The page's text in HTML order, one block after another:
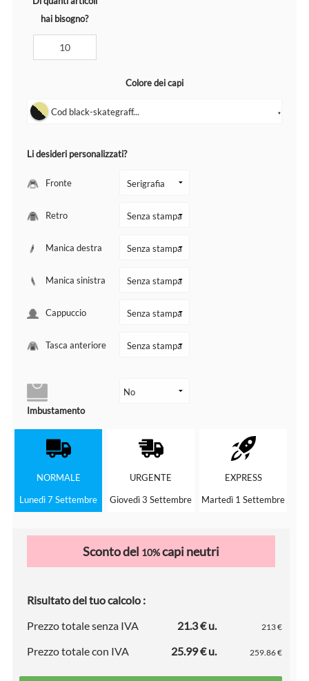
hai bisogno?
Colore dei capi
Cod black-skategraff... ▼
Li desideri personalizzati?
Fronte
Retro
Manica destra
Manica sinistra
Cappuccio
Tasca anteriore
Imbustamento
NORMALE
Lunedì 7 Settembre
URGENTE
Giovedì 3 Settembre
EXPRESS
Martedì 1 Settembre
Sconto del 10%capi neutri
Risultato del tuo calcolo :
Prezzo totale senza IVA
21.3 € u. 213 €
Prezzo totale con IVA 25.99 € u. 259.86 €